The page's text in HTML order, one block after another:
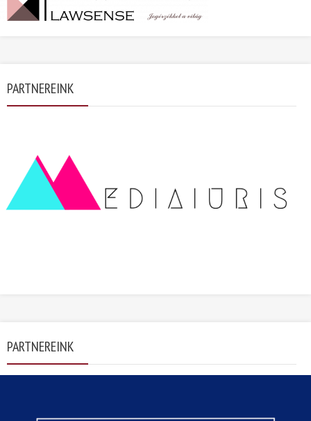
PARTNEREINK
PARTNEREINK